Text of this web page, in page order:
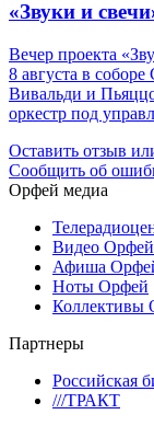
«Звуки и
Вечер проекта
8 августа в
Вивальди и
оркестр под
Оставить отзыв
Сообщить об
Орфей медиа
Видео Орфей
Афиша
Ноты Орфей
Коллективы
Партнеры
Российская
///ТРАКТ